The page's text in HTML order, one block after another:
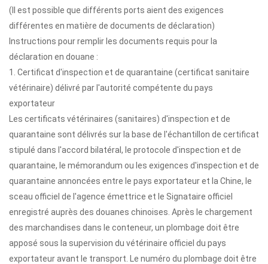
(Il est possible que différents ports aient des exigences
différentes en matière de documents de déclaration)
Instructions pour remplir les documents requis pour la
déclaration en douane :
1. Certificat d'inspection et de quarantaine (certificat sanitaire
vétérinaire) délivré par l'autorité compétente du pays
exportateur
Les certificats vétérinaires (sanitaires) d'inspection et de
quarantaine sont délivrés sur la base de l'échantillon de certificat
stipulé dans l'accord bilatéral, le protocole d'inspection et de
quarantaine, le mémorandum ou les exigences d'inspection et de
quarantaine annoncées entre le pays exportateur et la Chine, le
sceau officiel de l'agence émettrice et le Signataire officiel
enregistré auprès des douanes chinoises. Après le chargement
des marchandises dans le conteneur, un plombage doit être
apposé sous la supervision du vétérinaire officiel du pays
exportateur avant le transport. Le numéro du plombage doit être